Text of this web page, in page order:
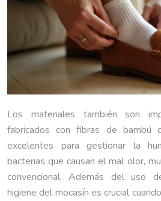
Los materiales también son
fabricados con fibras de bambú
excelentes para gestionar la
bacterias que causan el mal olor,
convencional. Además del uso
higiene del mocasín es crucial